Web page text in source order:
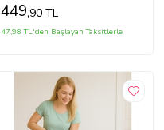
449,90 TL
47,98 TL'den Başlayan Taksitlerle